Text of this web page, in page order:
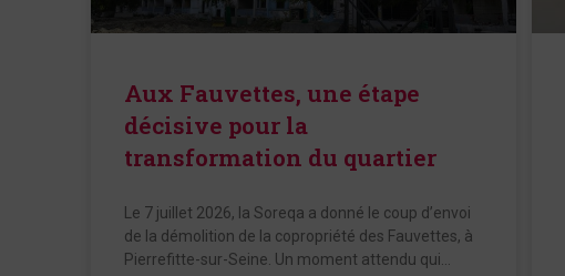
Aux Fauvettes, une étape
décisive pour la
transformation du quartier
Le 7 juillet 2026, la Soreqa a donné le coup d’envoi
de la démolition de la copropriété des Fauvettes, à
Pierrefitte-sur-Seine. Un moment attendu qui…